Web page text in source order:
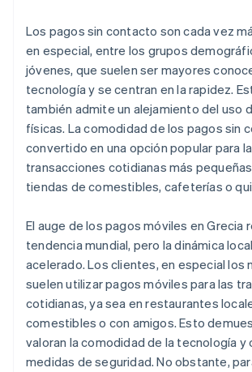
Los pagos sin contacto son cada vez
en especial, entre los grupos
jóvenes, que suelen ser mayores
tecnología y se centran en la rapidez.
también admite un alejamiento del uso
físicas. La comodidad de los pagos sin
convertido en una opción popular para
transacciones cotidianas más
tiendas de comestibles, cafeterías o
El auge de los pagos móviles en Grecia
tendencia mundial, pero la dinámica
acelerado. Los clientes, en especial los
suelen utilizar pagos móviles para las
cotidianas, ya sea en restaurantes
comestibles o con amigos. Esto
valoran la comodidad de la tecnología y
medidas de seguridad. No obstante,